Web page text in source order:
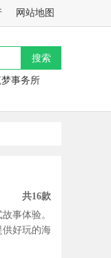
网站地图
事务所
共16款
事体验。
供好玩的海